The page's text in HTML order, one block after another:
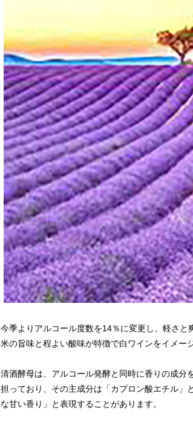
今季よりアルコール度数を14％に変更し、軽さと
米の旨味と程よい酸味が特徴で白ワインをイメ
清酒酵母は、アルコール発酵と同時に香りの成分
担っており、その主成分は「カプロン酸エチル」
な甘い香り」と表現することがあります。